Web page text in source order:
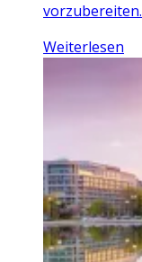
vorzubereiten.
Weiterlesen